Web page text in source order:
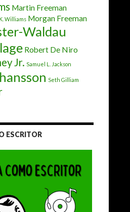
Martin Freeman
Williams Morgan Freeman
Waldau
Robert De Niro
Jr. Samuel L. Jackson
Seth Gilliam
ESCRITOR